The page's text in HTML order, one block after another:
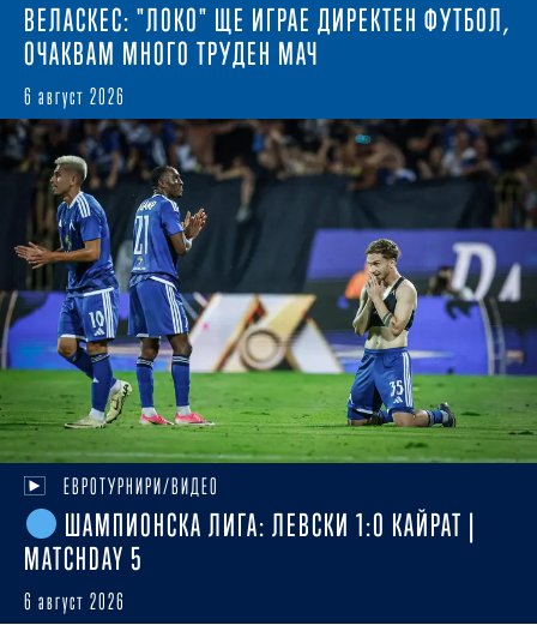
ВЕЛАСКЕС: "ЛОКО" ЩЕ ИГРАЕ ДИРЕКТЕН ФУТБОЛ,
ОЧАКВАМ МНОГО ТРУДЕН МАЧ
6 август 2026
ЕВРОТУРНИРИ/ВИДЕО
ШАМПИОНСКА ЛИГА: ЛЕВСКИ 1:0 КАЙРАТ |
MATCHDAY 5
6 август 2026